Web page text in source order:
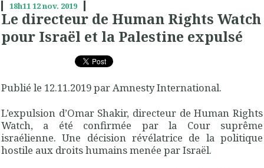
18h1112nov. 2019
Le directeur de Human Rights Watch
pour Israël et la Palestine expulsé
Publié le 12.11.2019 par Amnesty International.
L’expulsion d’Omar Shakir, directeur de Human Rights
Watch, a été confirmée par la Cour suprême
israélienne. Une décision révélatrice de la politique
hostile aux droits humains menée par Israël.